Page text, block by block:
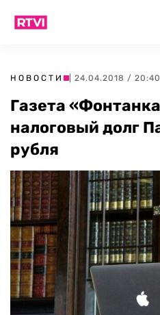
НОВОСТИ | 24.04.2018 / 20:40
Газета
налоговый долг
рубля